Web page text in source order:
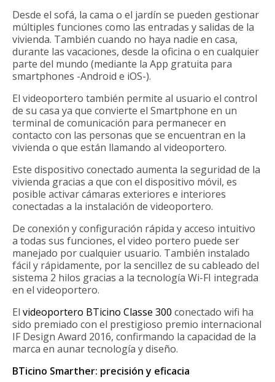
Desde el sofá, la cama o el jardín se pueden gestionar
múltiples funciones como las entradas y salidas de la
vivienda. También cuando no haya nadie en casa,
durante las vacaciones, desde la oficina o en cualquier
parte del mundo (mediante la App gratuita para
smartphones -Android e iOS-).
El videoportero también permite al usuario el control
de su casa ya que convierte el Smartphone en un
terminal de comunicación para permanecer en
contacto con las personas que se encuentran en la
vivienda o que están llamando al videoportero.
Este dispositivo conectado aumenta la seguridad de la
vivienda gracias a que con el dispositivo móvil, es
posible activar cámaras exteriores e interiores
conectadas a la instalación de videoportero.
De conexión y configuración rápida y acceso intuitivo
a todas sus funciones, el video portero puede ser
manejado por cualquier usuario. También instalado
fácil y rápidamente, por la sencillez de su cableado del
sistema 2 hilos gracias a la tecnología Wi-FI integrada
en el videoportero.
El videoportero BTicino Classe 300 conectado wifi ha
sido premiado con el prestigioso premio internacional
IF Design Award 2016, confirmando la capacidad de la
marca en aunar tecnología y diseño.
BTicino Smarther: precisión y eficacia